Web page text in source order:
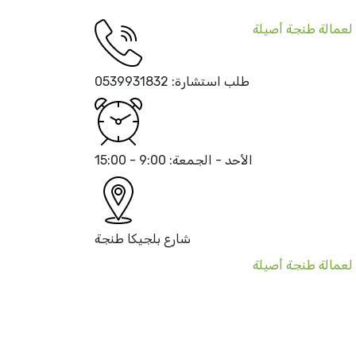
طلب استشارة: 0539931832
الأحد - الجمعة: 9:00 - 15:00
شارع بلجيكا طنجة